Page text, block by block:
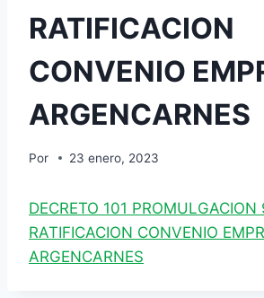
RATIFICACION
CONVENIO
ARGENCARNES
Por 23 enero, 2023
DECRETO 101 PROMULGACION
RATIFICACION CONVENIO
ARGENCARNES